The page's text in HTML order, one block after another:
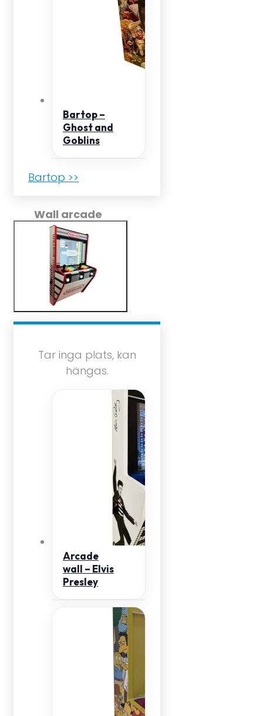
Bartop –
Ghost and
Goblins
Bartop >>
Wall arcade
Tar inga plats, kan
hängas.
Arcade
wall – Elvis
Presley